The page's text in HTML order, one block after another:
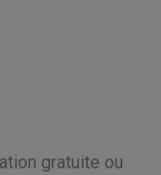
gratuite ou